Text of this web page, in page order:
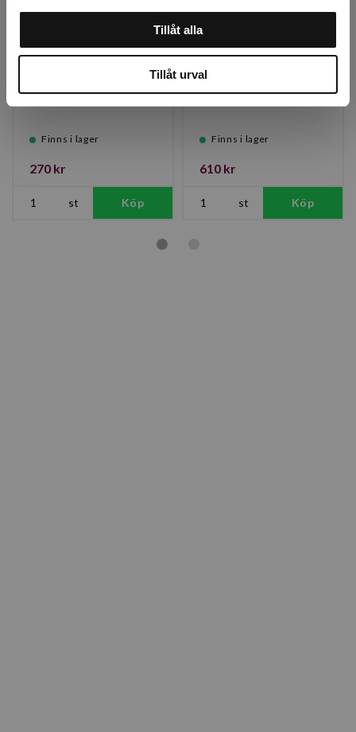
Tillåt alla
Tillåt urval
Finns i lager
270 kr
st Köp
Sandhink m skopa
Finns i lager
610 kr
st Köp